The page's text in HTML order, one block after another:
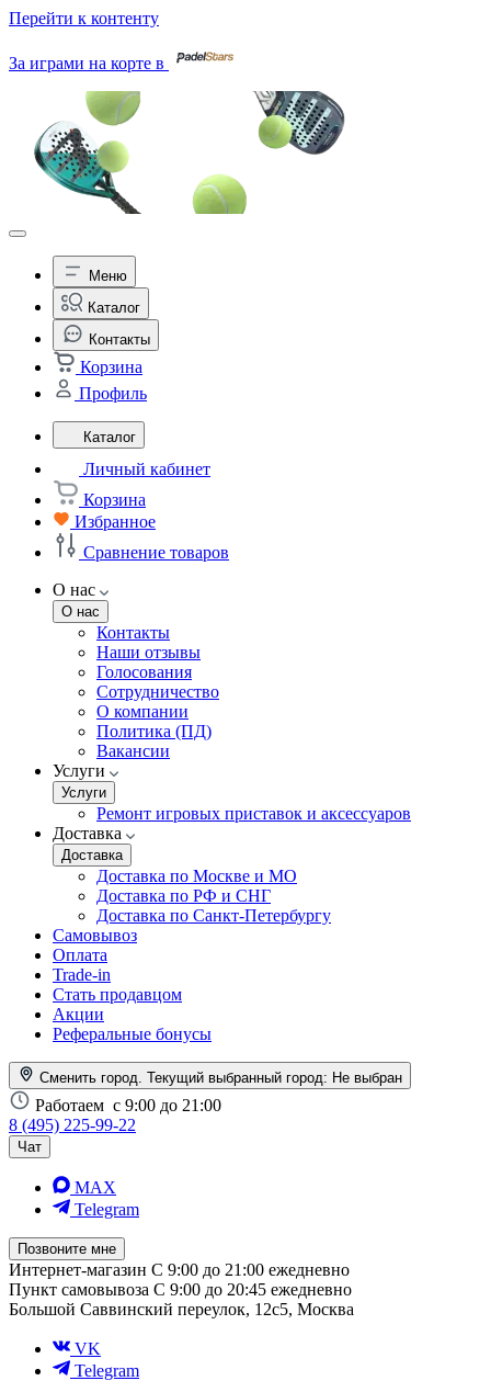
Перейти к контенту
За играми на корте в
Меню
Каталог
Контакты
Корзина
Профиль
Каталог
Личный кабинет
Корзина
Избранное
Сравнение товаров
О нас
О нас
Контакты
Наши отзывы
Голосования
Сотрудничество
О компании
Политика (ПД)
Вакансии
Услуги
Услуги
Ремонт игровых приставок и аксессуаров
Доставка
Доставка
Доставка по Москве и МО
Доставка по РФ и СНГ
Доставка по Санкт-Петербургу
Самовывоз
Оплата
Trade-in
Стать продавцом
Акции
Реферальные бонусы
Сменить город. Текущий выбранный город: Не выбран
Работаем с 9:00 до 21:00
8 (495) 225-99-22
Чат
MAX
Telegram
Позвоните мне
Интернет-магазин С 9:00 до 21:00 ежедневно
Пункт самовывоза С 9:00 до 20:45 ежедневно
Большой Саввинский переулок, 12с5, Москва
VK
Telegram